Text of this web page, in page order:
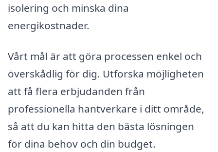
isolering och minska dina
energikostnader.
Vårt mål är att göra processen enkel och
överskådlig för dig. Utforska möjligheten
att få flera erbjudanden från
professionella hantverkare i ditt område,
så att du kan hitta den bästa lösningen
för dina behov och din budget.